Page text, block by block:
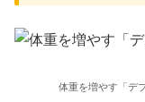
体重を増やす「デ